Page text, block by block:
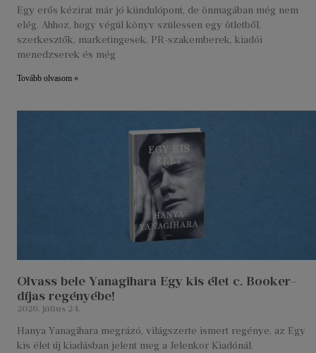
Egy erős kézirat már jó kiindulópont, de önmagában még nem
elég. Ahhoz, hogy végül könyv szülessen egy ötletből,
szerkesztők, marketingesek, PR-szakemberek, kiadói
menedzserek és még
Tovább olvasom »
Olvass bele Yanagihara Egy kis élet c. Booker-
díjas regényébe!
2026. július 24.
Hanya Yanagihara megrázó, világszerte ismert regénye, az Egy
kis élet új kiadásban jelent meg a Jelenkor Kiadónál.